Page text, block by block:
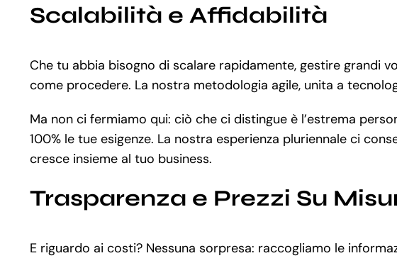
Scalabilità e Affidabilità
Che tu abbia bisogno di scalare rapidamente, gestire grandi
come procedere. La nostra metodologia agile, unita a
Ma non ci fermiamo qui: ciò che ci distingue è l’estrema
100% le tue esigenze. La nostra esperienza pluriennale ci
cresce insieme al tuo business.
Trasparenza e Prezzi Su
E riguardo ai costi? Nessuna sorpresa: raccogliamo le